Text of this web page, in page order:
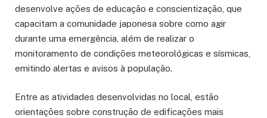
desenvolve ações de educação e conscientização, que
capacitam a comunidade japonesa sobre como agir
durante uma emergência, além de realizar o
monitoramento de condições meteorológicas e sísmicas,
emitindo alertas e avisos à população.
Entre as atividades desenvolvidas no local, estão
orientações sobre construção de edificações mais